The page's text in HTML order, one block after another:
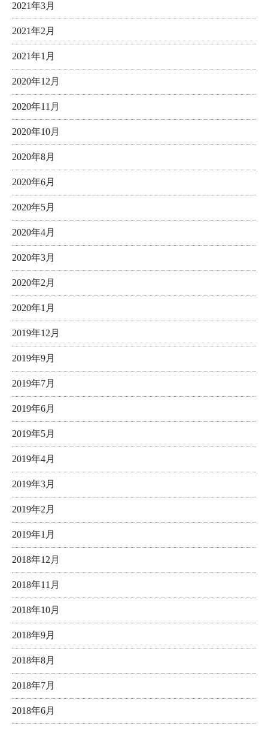
2021年3月
2021年2月
2021年1月
2020年12月
2020年11月
2020年10月
2020年8月
2020年6月
2020年5月
2020年4月
2020年3月
2020年2月
2020年1月
2019年12月
2019年9月
2019年7月
2019年6月
2019年5月
2019年4月
2019年3月
2019年2月
2019年1月
2018年12月
2018年11月
2018年10月
2018年9月
2018年8月
2018年7月
2018年6月